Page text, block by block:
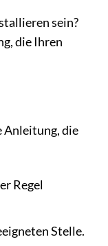
sein?
die Ihren
Anleitung, die
Regel
Stelle.